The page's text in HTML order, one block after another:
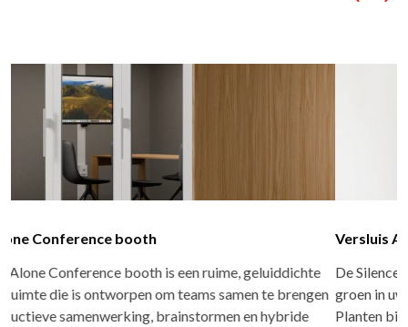
Versluis Akoestische plantenbak Silence Planter
De Silence Planter is zeer multifunctioneel. Ten eerste haalt u
groen in uw kantoor. Dat heeft altijd een positief effect.
Planten bij uw werkplek zorgen ervoor dat u zich thuis voelt.